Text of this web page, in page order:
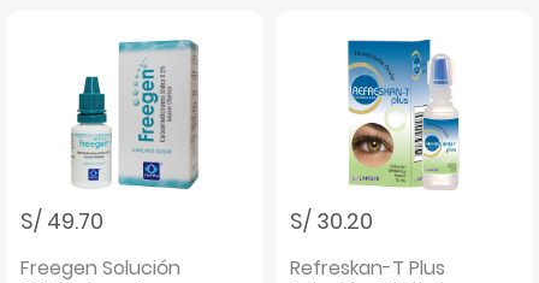
S/ 49.70
Freegen Solución
S/ 30.20
Refreskan-T Plus